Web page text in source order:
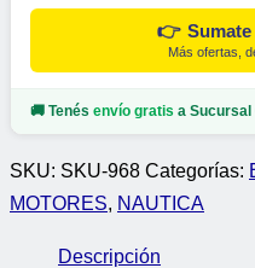
👉
Más ofertas,
🚚 Tenés envío gratis a
SKU: SKU-968 Categorías:
MOTORES, NAUTICA
Descripción